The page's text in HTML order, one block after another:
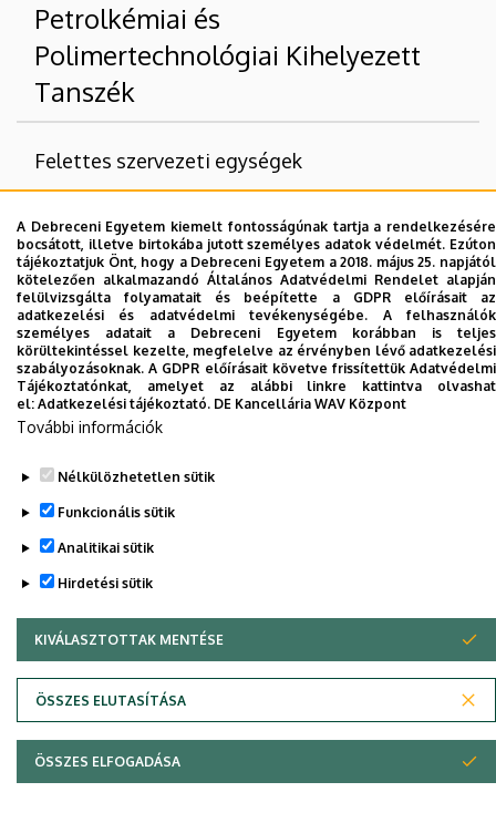
Petrolkémiai és
Polimertechnológiai Kihelyezett
Tanszék
Felettes szervezeti egységek
Természettudományi és Technológiai Kar
Kémiai Intézet
Nincs találat.
Dolgozói adatmódosítás igénylése a DE
telefonkönyvében
Adatvédelem
Adatvédelem
Szerzői jog © 2026 Unideb
A Debreceni Egyetem kiemelt fontosságúnak tartja a rendelkezésére
bocsátott, illetve birtokába jutott személyes adatok védelmét. Ezúton
tájékoztatjuk Önt, hogy a Debreceni Egyetem a 2018. május 25. napjától
kötelezően alkalmazandó Általános Adatvédelmi Rendelet alapján
felülvizsgálta folyamatait és beépítette a GDPR előírásait az
adatkezelési és adatvédelmi tevékenységébe. A felhasználók
személyes adatait a Debreceni Egyetem korábban is teljes
körültekintéssel kezelte, megfelelve az érvényben lévő adatkezelési
szabályozásoknak. A GDPR előírásait követve frissítettük Adatvédelmi
Tájékoztatónkat, amelyet az alábbi linkre kattintva olvashat
el: Adatkezelési tájékoztató. DE Kancellária WAV Központ
További információk
Nélkülözhetetlen sütik
Funkcionális sütik
Analitikai sütik
Hirdetési sütik
KIVÁLASZTOTTAK MENTÉSE
ÖSSZES ELUTASÍTÁSA
WITHDRAW CONSENT
ÖSSZES ELFOGADÁSA